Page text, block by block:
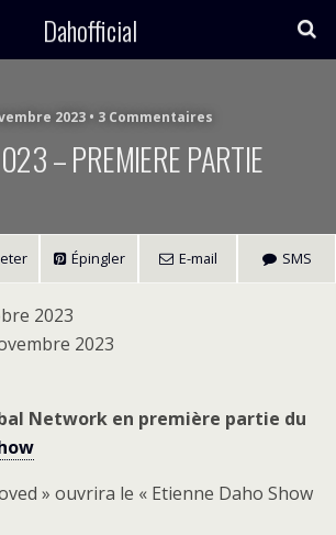
Dahofficial
2023 • 3 Commentaires
– PREMIERE PARTIE
Épingler E-mail SMS
2023
2023
Network en première partie du
» ouvrira le « Etienne Daho Show